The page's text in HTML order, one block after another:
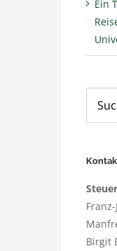
Ein
nach:
Birgit